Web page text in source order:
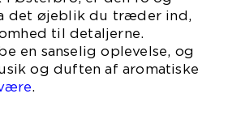
det øjeblik du træder ind,
til detaljerne.
en sanselig oplevelse, og
og duften af aromatiske
.